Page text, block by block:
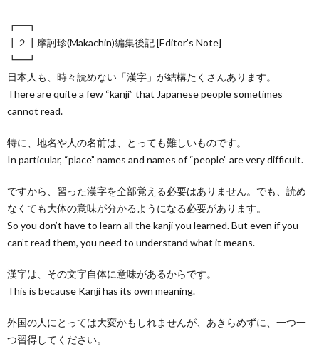
┏━┓
┃２┃摩訶珍(Makachin)編集後記 [Editor’s Note]
┗━┛
日本人も、時々読めない「漢字」が結構たくさんあります。
There are quite a few “kanji” that Japanese people sometimes
cannot read.
特に、地名や人の名前は、とっても難しいものです。
In particular, “place” names and names of “people” are very difficult.
ですから、習った漢字を全部覚える必要はありません。でも、読め
なくても大体の意味が分かるようになる必要があります。
So you don’t have to learn all the kanji you learned. But even if you
can’t read them, you need to understand what it means.
漢字は、その文字自体に意味があるからです。
This is because Kanji has its own meaning.
外国の人にとっては大変かもしれませんが、あきらめずに、一つ一
つ習得してください。